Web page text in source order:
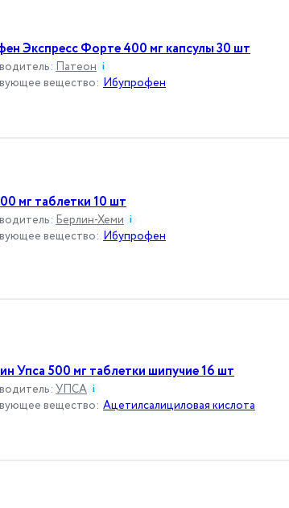
Экспресс Форте 400 мг капсулы 30 шт
: Патеон i
вещество : Ибупрофен
мг таблетки 10 шт
: Берлин-Хеми i
вещество : Ибупрофен
Упса 500 мг таблетки шипучие 16 шт
: УПСА i
вещество : Ацетилсалициловая кислота